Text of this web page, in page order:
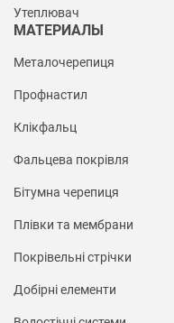
Утеплювач
МАТЕРИАЛЫ
Металочерепиця
Профнастил
Клікфальц
Фальцева покрівля
Бітумна черепиця
Плівки та мембрани
Покрівельні стрічки
Добірні елементи